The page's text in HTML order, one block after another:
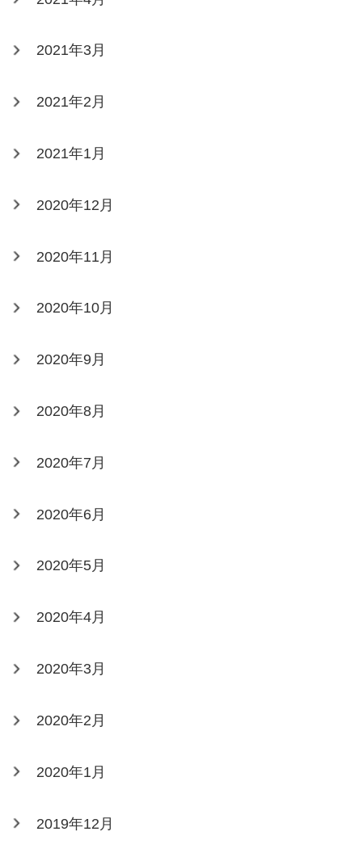
2021年3月
2021年2月
2021年1月
2020年12月
2020年11月
2020年10月
2020年9月
2020年8月
2020年7月
2020年6月
2020年5月
2020年4月
2020年3月
2020年2月
2020年1月
2019年12月